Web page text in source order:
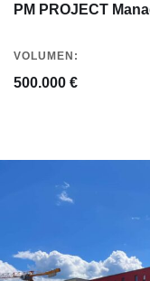
PM PROJECT
VOLUMEN:
500.000 €